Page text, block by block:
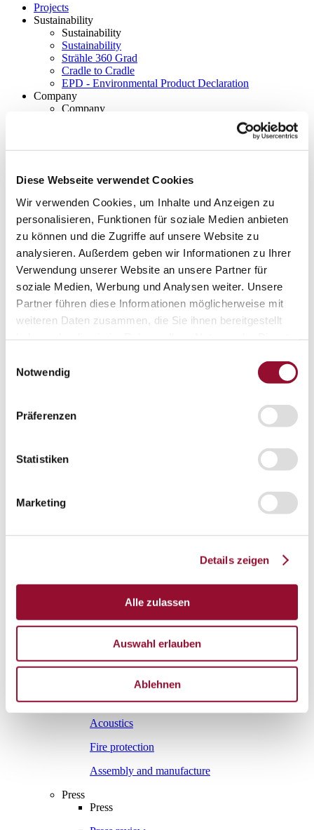
Diese Webseite verwendet Cookies
Wir verwenden Cookies, um Inhalte und Anzeigen zu
personalisieren, Funktionen für soziale Medien anbieten
zu können und die Zugriffe auf unsere Website zu
analysieren. Außerdem geben wir Informationen zu Ihrer
Verwendung unserer Website an unsere Partner für
soziale Medien, Werbung und Analysen weiter. Unsere
Partner führen diese Informationen möglicherweise mit
weiteren Daten zusammen, die Sie ihnen bereitgestellt
Notwendig
Präferenzen
Statistiken
Marketing
Details zeigen
Alle zulassen
Auswahl erlauben
Ablehnen
Projects
Sustainability
Sustainability
Sustainability
Strähle 360 Grad
Cradle to Cradle
EPD - Environmental Product Declaration
Company
Company
History
Production sites
Showrooms
Waiblingen
Borkheide
London
Service
Interesting facts
Interesting facts
Sound insulation
Acoustics
Fire protection
Assembly and manufacture
Press
Press